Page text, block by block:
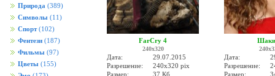
Природа (389)
Символы (11)
Спорт (102)
Фентези (187)
Фильмы (97)
Цветы (155)
FarCry 4
240x320
Дата:
29.07.2015
Разрешение:
240x320 pix
Размер:
37 Кб
Дата:
Разрешение:
Размер: